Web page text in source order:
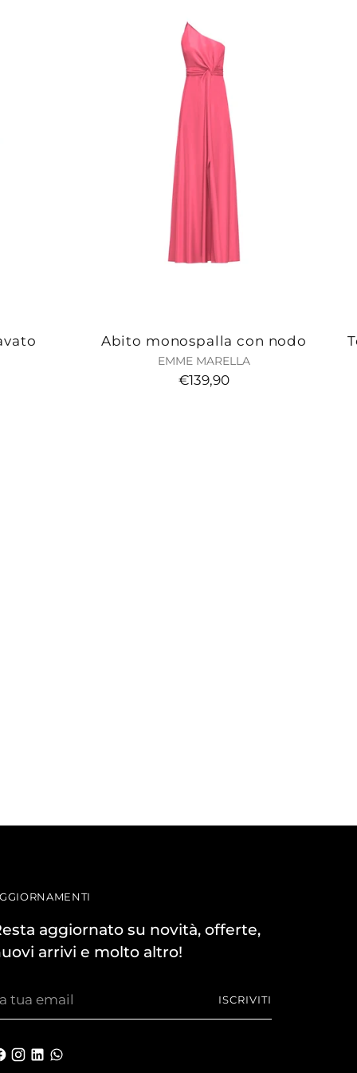
Abito monospalla con nodo
EMME MARELLA
€139,90
aggiornato su novità, offerte,
arrivi e molto altro!
ISCRIVITI